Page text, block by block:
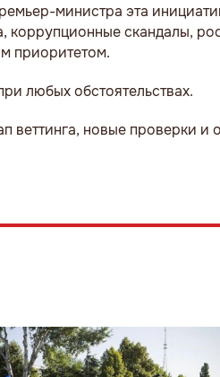
министра эта
коррупционные скандалы,
приоритетом.
любых обстоятельствах.
веттинга, новые проверки